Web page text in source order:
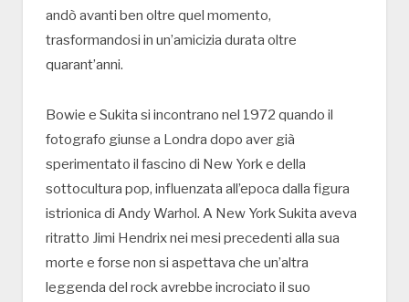
andò avanti ben oltre quel momento,
trasformandosi in un’amicizia durata oltre
quarant’anni.
Bowie e Sukita si incontrano nel 1972 quando il
fotografo giunse a Londra dopo aver già
sperimentato il fascino di New York e della
sottocultura pop, influenzata all’epoca dalla figura
istrionica di Andy Warhol. A New York Sukita aveva
ritratto Jimi Hendrix nei mesi precedenti alla sua
morte e forse non si aspettava che un’altra
leggenda del rock avrebbe incrociato il suo